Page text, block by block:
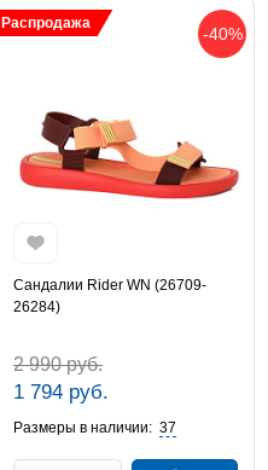
-40%
Распродажа
Сандалии Rider WN (26709-
26284)
2 990 руб.
1 794 руб.
Размеры в наличии: 37